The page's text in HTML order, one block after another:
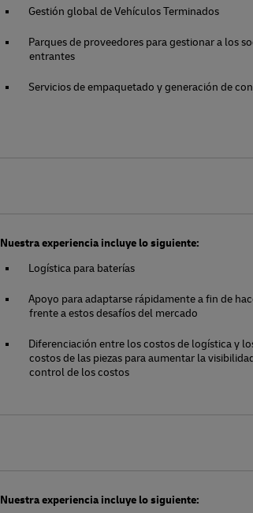
Gestión global de Vehículos Terminados
Parques de proveedores para gestionar a los
entrantes
Servicios de empaquetado y generación de
Nuestra experiencia incluye lo siguiente:
Logística para baterías
Apoyo para adaptarse rápidamente a fin de
frente a estos desafíos del mercado
Diferenciación entre los costos de logística y
costos de las piezas para aumentar la
control de los costos
Nuestra experiencia incluye lo siguiente: